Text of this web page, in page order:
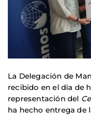
La Delegación de
recibido en el día de
representación del
ha hecho entrega de